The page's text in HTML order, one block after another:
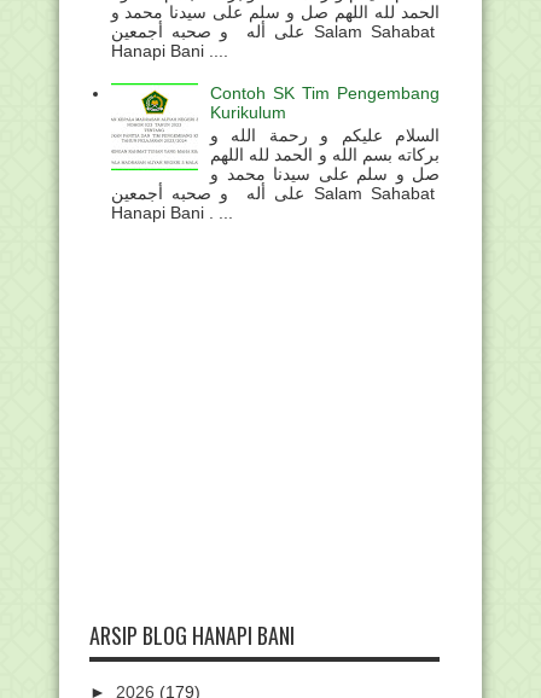
الحمد لله اللهم صل و سلم على سيدنا محمد و
على أله و صحبه أجمعين Salam Sahabat
Hanapi Bani ....
Contoh SK Tim Pengembang
Kurikulum
السلام عليكم و رحمة الله و
بركاته بسم الله و الحمد لله اللهم
صل و سلم على سيدنا محمد و
على أله و صحبه أجمعين Salam Sahabat
Hanapi Bani . ...
ARSIP BLOG HANAPI BANI
► 2026 (179)